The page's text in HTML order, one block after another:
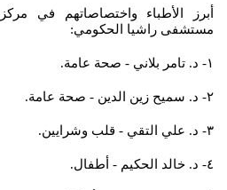
أبرز الأطباء واختصاصاتهم في مركز
مستشفى راشيا الحكومي: